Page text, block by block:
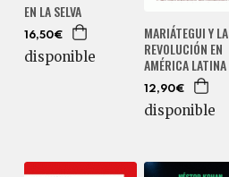
EN LA SELVA
16,50€
disponible
MARIÁTEGUI Y LA
REVOLUCIÓN EN
AMÉRICA LATINA
12,90€
disponible